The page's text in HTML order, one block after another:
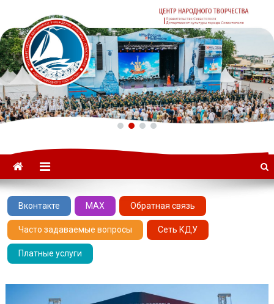
ГАУК «ЦНТ» –
Севастопольский Центр
народного творчества
Вконтакте MAX Обратная связь
Часто задаваемые вопросы Сеть КДУ
Платные услуги